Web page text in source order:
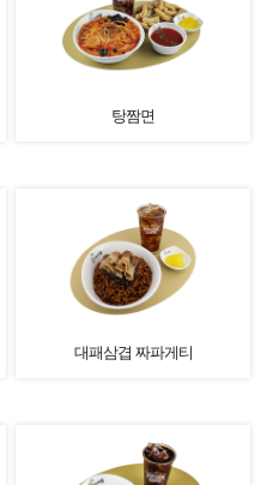
탕짬면
대패삼겹 짜파게티